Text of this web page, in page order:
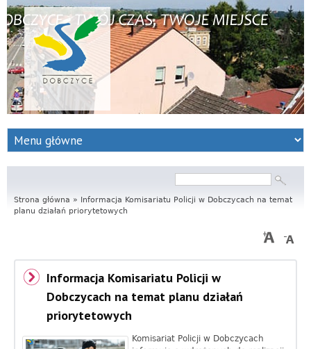
S
e
w
s
I
Formularz
wyszukiwania
Strona główna » Informacja Komisariatu Policji w Dobczycach na temat
planu działań priorytetowych
Informacja Komisariatu Policji w
Dobczycach na temat planu działań
priorytetowych
Komisariat Policji w Dobczycach